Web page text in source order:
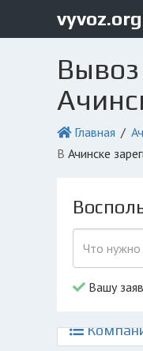
vyvoz.org
Главная
в Ачинске
Вашу